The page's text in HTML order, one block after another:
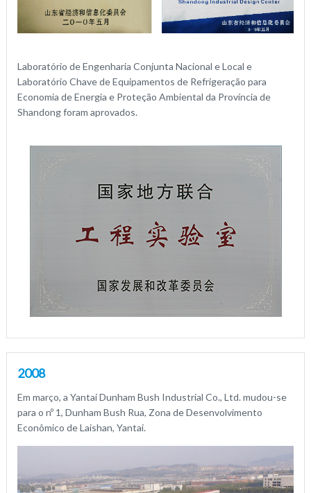
Laboratório de Engenharia Conjunta Nacional e Local e
Laboratório Chave de Equipamentos de Refrigeração para
Economia de Energia e Proteção Ambiental da Província de
Shandong foram aprovados.
2008
Em março, a Yantai Dunham Bush Industrial Co., Ltd. mudou-se
para o nº 1, Dunham Bush Rua, Zona de Desenvolvimento
Econômico de Laishan, Yantai.